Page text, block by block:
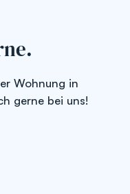
Wohnung in
gerne bei uns!